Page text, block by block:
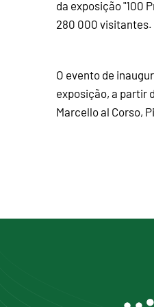
da exposição "100
280 000 visitantes.
O evento de
exposição, a partir
Marcello al Corso,